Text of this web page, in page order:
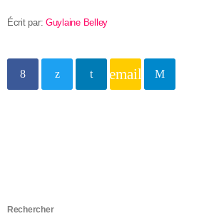
Écrit par:Guylaine Belley
email
Rechercher